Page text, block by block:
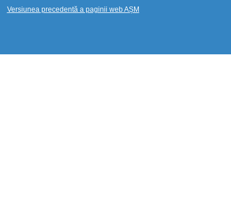
Versiunea precedentă a paginii web AȘM